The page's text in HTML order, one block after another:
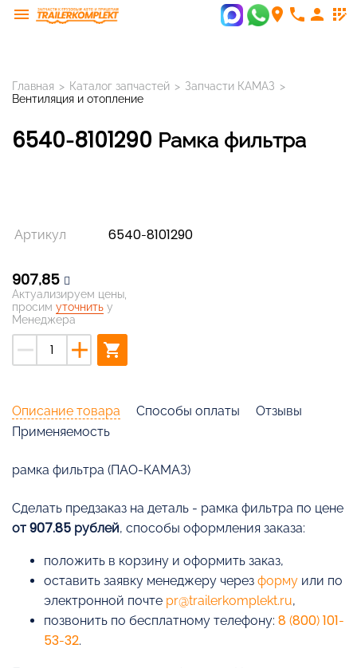
menu room phone person app_registration
Главная > Каталог запчастей > Запчасти КАМАЗ >
Вентиляция и отопление
6540-8101290 Рамка фильтра
Артикул 6540-8101290
907,85
Актуализируем цены,
просим уточнить у
Менеджера
remove add shopping_cart
Описание товара Способы оплаты
Отзывы
Применяемость
рамка фильтра (ПАО-КАМАЗ)
Cделать предзаказ на деталь - рамка фильтра по цене
от 907.85 рублей, способы оформления заказа:
положить в корзину и оформить заказ,
оставить заявку менеджеру через форму или по
электронной почте pr@trailerkomplekt.ru,
позвонить по бесплатному телефону: 8 (800) 101-
53-32.